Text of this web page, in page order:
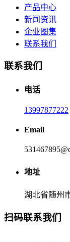
产品中心
新闻资讯
企业图集
联系我们
联系我们
电话
13997877222
Email
地址
湖北省随州
扫码联系我们